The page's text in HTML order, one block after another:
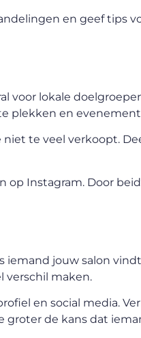
en geef tips
voor lokale
plekken en
te veel verkoopt.
op Instagram. Door
iemand jouw salon
verschil maken.
en social media.
groter de kans dat